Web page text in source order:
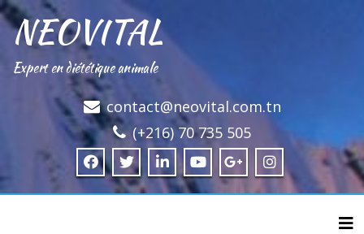
NEOVITAL
Expert en diététique animale
contact@neovital.com.tn
(+216) 70 735 505